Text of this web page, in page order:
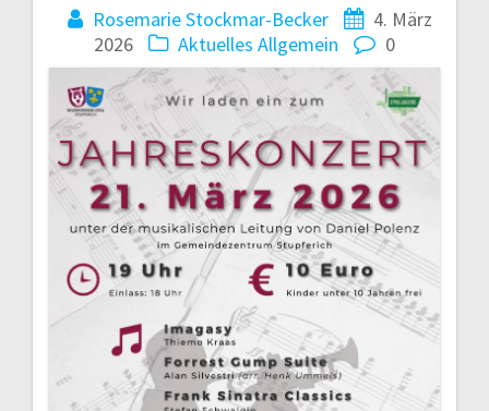
Rosemarie Stockmar-Becker
4. März
2026
Aktuelles Allgemein 0